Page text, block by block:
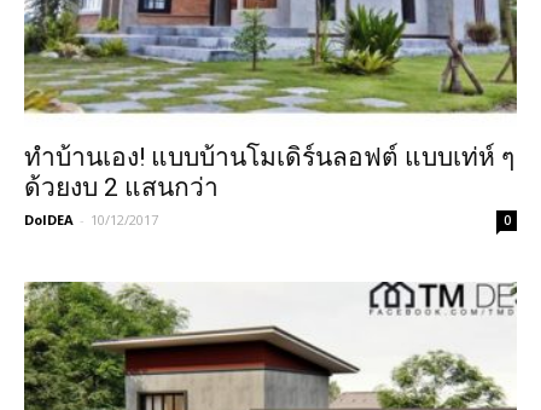
ทำบ้านเอง! แบบบ้านโมเดิร์นลอฟต์ แบบเท่ห์ ๆ
ด้วยงบ 2 แสนกว่า
DoIDEA - 10/12/2017 0